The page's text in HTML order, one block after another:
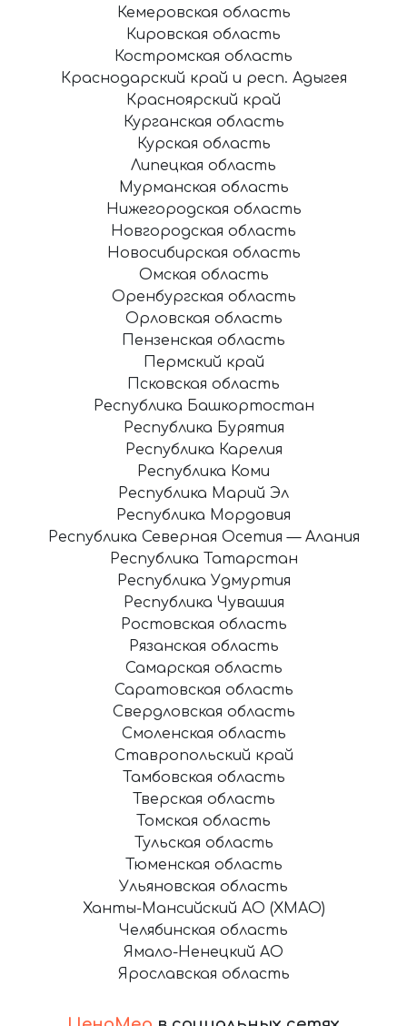
Кемеровская область
Кировская область
Костромская область
Краснодарский край и респ. Адыгея
Красноярский край
Курганская область
Курская область
Липецкая область
Мурманская область
Нижегородская область
Новгородская область
Новосибирская область
Омская область
Оренбургская область
Орловская область
Пензенская область
Пермский край
Псковская область
Республика Башкортостан
Республика Бурятия
Республика Карелия
Республика Коми
Республика Марий Эл
Республика Мордовия
Республика Северная Осетия — Алания
Республика Татарстан
Республика Удмуртия
Республика Чувашия
Ростовская область
Рязанская область
Самарская область
Саратовская область
Свердловская область
Смоленская область
Ставропольский край
Тамбовская область
Тверская область
Томская область
Тульская область
Тюменская область
Ульяновская область
Ханты-Мансийский АО (ХМАО)
Челябинская область
Ямало-Ненецкий АО
Ярославская область